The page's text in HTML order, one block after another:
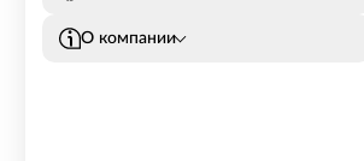
О компании